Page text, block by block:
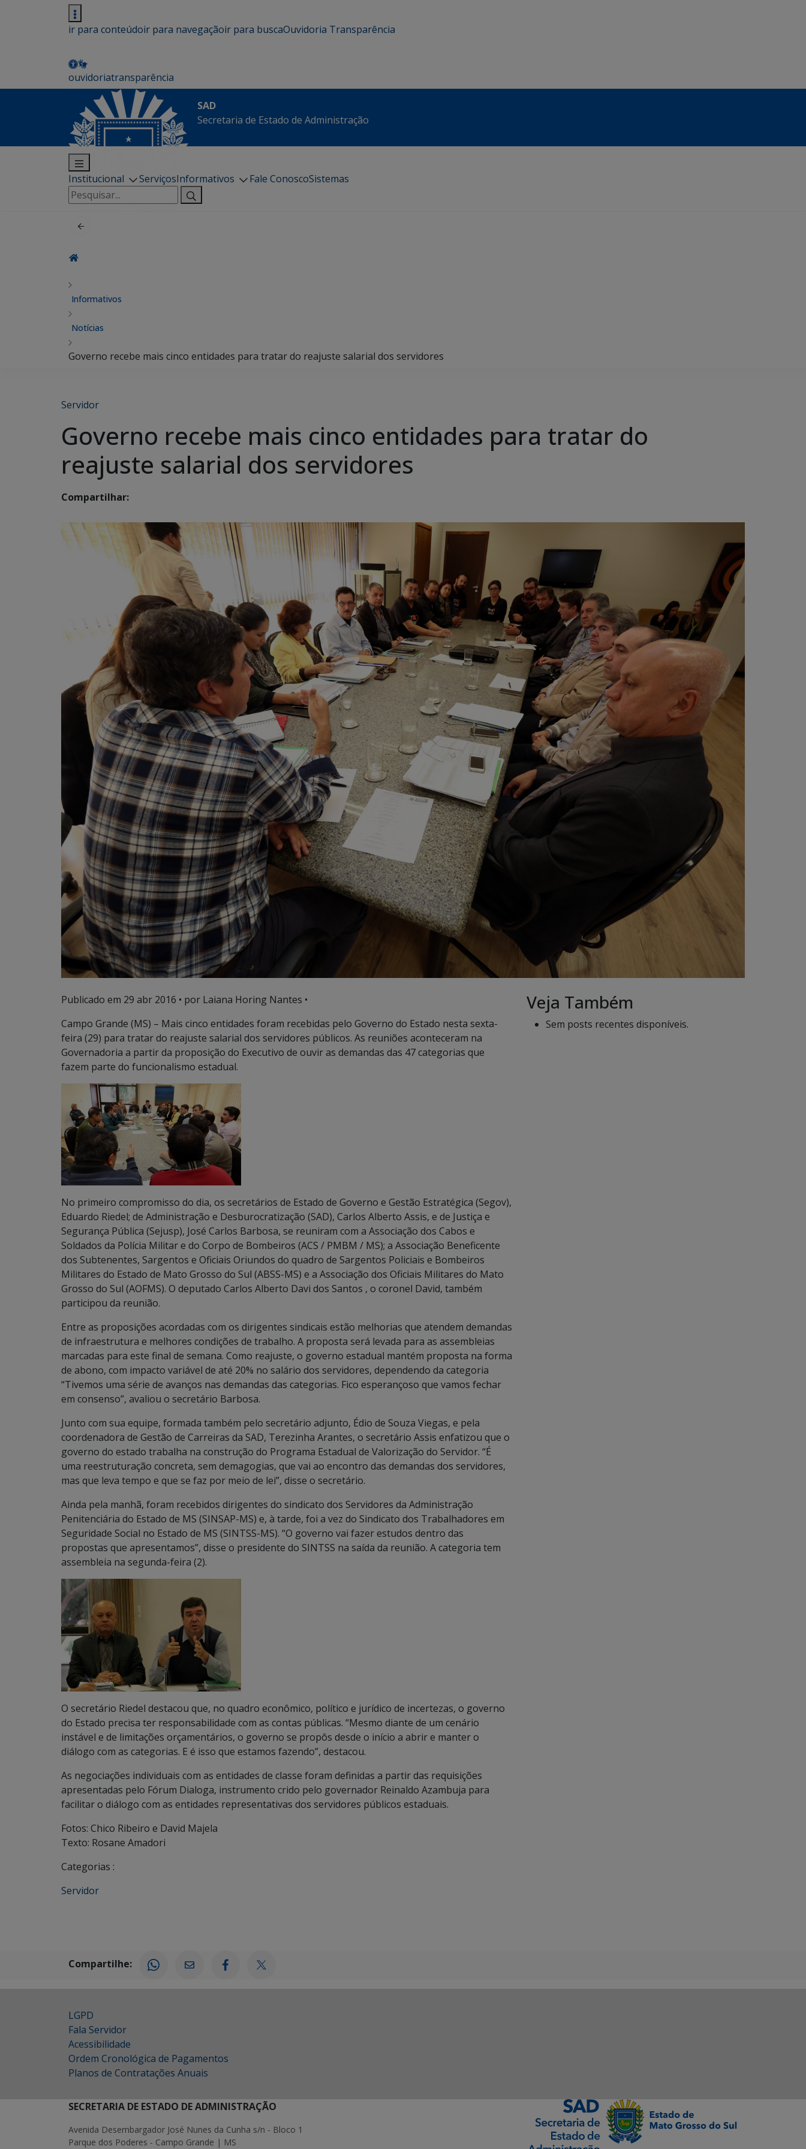
ir para conteúdoir para navegaçãoir para buscaOuvidoria Transparência
ouvidoriatransparência
SAD
Secretaria de Estado de Administração
Institucional ServiçosInformativos Fale ConoscoSistemas
Pesquisar
por:
Informativos
Notícias
Governo recebe mais cinco entidades para tratar do reajuste salarial dos servidores
Servidor
Governo recebe mais cinco entidades para tratar do
reajuste salarial dos servidores
Compartilhar:
Publicado em 29 abr 2016 • por Laiana Horing Nantes •
Campo Grande (MS) – Mais cinco entidades foram recebidas pelo Governo do Estado nesta sexta-
feira (29) para tratar do reajuste salarial dos servidores públicos. As reuniões aconteceram na
Governadoria a partir da proposição do Executivo de ouvir as demandas das 47 categorias que
fazem parte do funcionalismo estadual.
No primeiro compromisso do dia, os secretários de Estado de Governo e Gestão Estratégica (Segov),
Eduardo Riedel; de Administração e Desburocratização (SAD), Carlos Alberto Assis, e de Justiça e
Segurança Pública (Sejusp), José Carlos Barbosa, se reuniram com a Associação dos Cabos e
Soldados da Polícia Militar e do Corpo de Bombeiros (ACS / PMBM / MS); a Associação Beneficente
dos Subtenentes, Sargentos e Oficiais Oriundos do quadro de Sargentos Policiais e Bombeiros
Militares do Estado de Mato Grosso do Sul (ABSS-MS) e a Associação dos Oficiais Militares do Mato
Grosso do Sul (AOFMS). O deputado Carlos Alberto Davi dos Santos , o coronel David, também
participou da reunião.
Entre as proposições acordadas com os dirigentes sindicais estão melhorias que atendem demandas
de infraestrutura e melhores condições de trabalho. A proposta será levada para as assembleias
marcadas para este final de semana. Como reajuste, o governo estadual mantém proposta na forma
de abono, com impacto variável de até 20% no salário dos servidores, dependendo da categoria
“Tivemos uma série de avanços nas demandas das categorias. Fico esperançoso que vamos fechar
em consenso”, avaliou o secretário Barbosa.
Junto com sua equipe, formada também pelo secretário adjunto, Édio de Souza Viegas, e pela
coordenadora de Gestão de Carreiras da SAD, Terezinha Arantes, o secretário Assis enfatizou que o
governo do estado trabalha na construção do Programa Estadual de Valorização do Servidor. “É
uma reestruturação concreta, sem demagogias, que vai ao encontro das demandas dos servidores,
mas que leva tempo e que se faz por meio de lei”, disse o secretário.
Ainda pela manhã, foram recebidos dirigentes do sindicato dos Servidores da Administração
Penitenciária do Estado de MS (SINSAP-MS) e, à tarde, foi a vez do Sindicato dos Trabalhadores em
Seguridade Social no Estado de MS (SINTSS-MS). “O governo vai fazer estudos dentro das
propostas que apresentamos”, disse o presidente do SINTSS na saída da reunião. A categoria tem
assembleia na segunda-feira (2).
O secretário Riedel destacou que, no quadro econômico, político e jurídico de incertezas, o governo
do Estado precisa ter responsabilidade com as contas públicas. “Mesmo diante de um cenário
instável e de limitações orçamentários, o governo se propôs desde o início a abrir e manter o
diálogo com as categorias. E é isso que estamos fazendo”, destacou.
As negociações individuais com as entidades de classe foram definidas a partir das requisições
apresentadas pelo Fórum Dialoga, instrumento crido pelo governador Reinaldo Azambuja para
facilitar o diálogo com as entidades representativas dos servidores públicos estaduais.
Fotos: Chico Ribeiro e David Majela
Texto: Rosane Amadori
Categorias :
Servidor
Veja Também
Sem posts recentes disponíveis.
Compartilhe:
LGPD
Fala Servidor
Acessibilidade
Ordem Cronológica de Pagamentos
Planos de Contratações Anuais
SECRETARIA DE ESTADO DE ADMINISTRAÇÃO
Avenida Desembargador José Nunes da Cunha s/n - Bloco 1
Parque dos Poderes - Campo Grande | MS